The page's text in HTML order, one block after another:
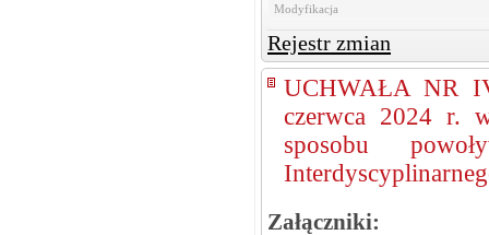
Modyfikacja
Rejestr zmian
UCHWAŁA NR
czerwca 2024 r.
sposobu
Załączniki: